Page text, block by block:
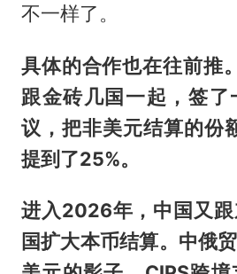
不一样了。
具体的合作也在往前推
跟金砖几国一起，签
议，把非美元结算的份
提到了25%。
进入2026年，中国又
国扩大本币结算。中俄